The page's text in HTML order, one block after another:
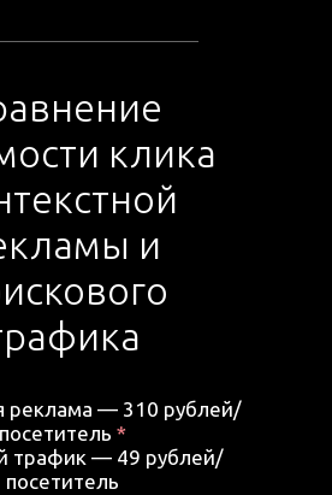
клика
и
реклама — 310 рублей/
посетитель *
трафик — 49 рублей/
посетитель